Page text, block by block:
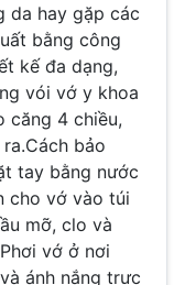
da hay gặp các
bằng công
kế đa dạng,
vói vớ y khoa
căng 4 chiều,
bảo
tay bằng nước
cho vớ vào túi
mỡ, clo và
vớ ở nơi
ánh nắng trực